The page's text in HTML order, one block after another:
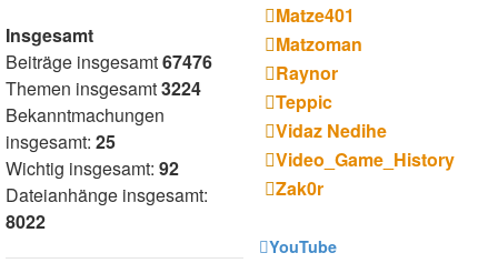
Insgesamt
Beiträge insgesamt67476
Themen insgesamt3224
Bekanntmachungen
insgesamt: 25
Wichtig insgesamt: 92
Dateianhänge insgesamt:
8022
Matze401
Matzoman
Raynor
Teppic
Vidaz Nedihe
Video_Game_History
Zak0r
YouTube